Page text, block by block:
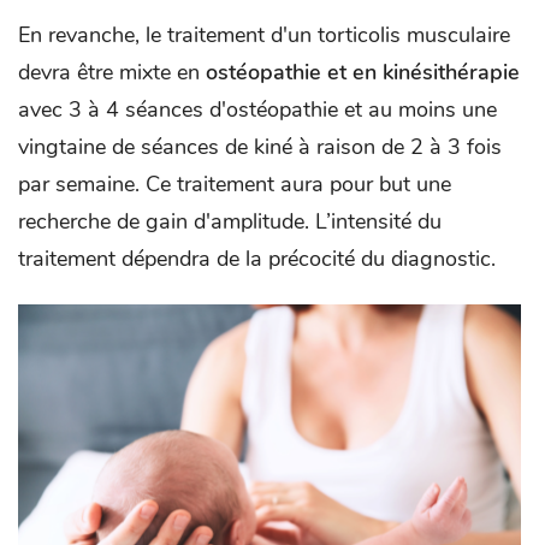
En revanche, le traitement d'un torticolis musculaire
devra être mixte en ostéopathie et en kinésithérapie
avec 3 à 4 séances d'ostéopathie et au moins une
vingtaine de séances de kiné à raison de 2 à 3 fois
par semaine. Ce traitement aura pour but une
recherche de gain d'amplitude. L’intensité du
traitement dépendra de la précocité du diagnostic.